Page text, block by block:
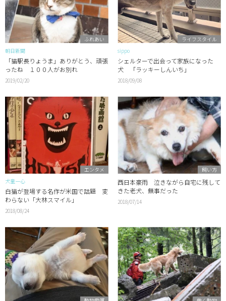
ふれあい
朝日新聞
「猫駅長りょうま」ありがとう、頑張
ったね １００人がお別れ
2019/02/20
ライフスタイル
sippo
シェルターで出会って家族になった
犬 「ラッキーしんいち」
2018/09/08
エンタメ
犬童一心
白猫が登場する名作が米国で話題 変
わらない「大林スマイル」
2018/08/24
飼い方
西日本豪雨 泣きながら自宅に残して
きた老犬、無事だった
2018/07/14